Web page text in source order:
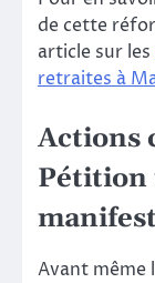
de cette
article sur les
retraites à
Actions
Pétition
Avant même